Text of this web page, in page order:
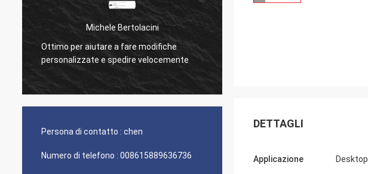
Michele Bertolacini
Ottimo per aiutare a fare modifiche
personalizzate e spedire velocemente
Persona di contatto : chen
Numero di telefono : 008615889636736
DETTAGLI
Applicazione Desktop